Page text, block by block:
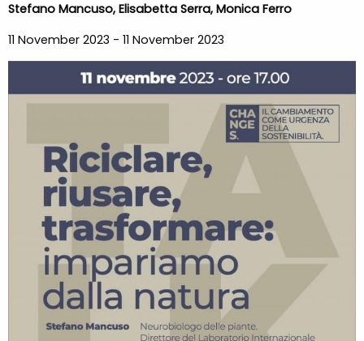
Stefano Mancuso, Elisabetta Serra, Monica Ferro
11 November 2023 - 11 November 2023